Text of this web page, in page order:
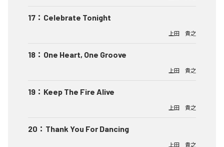
17 ： Celebrate Tonight
上田 貴之
18 ： One Heart, One Groove
上田 貴之
19 ： Keep The Fire Alive
上田 貴之
20 ： Thank You For Dancing
上田 貴之